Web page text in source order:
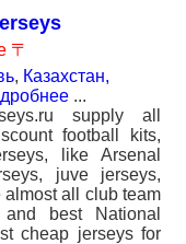
〒
, Казахстан,
...
supply all
football kits,
like Arsenal
juve jerseys,
all club team
best National
cheap jerseys for